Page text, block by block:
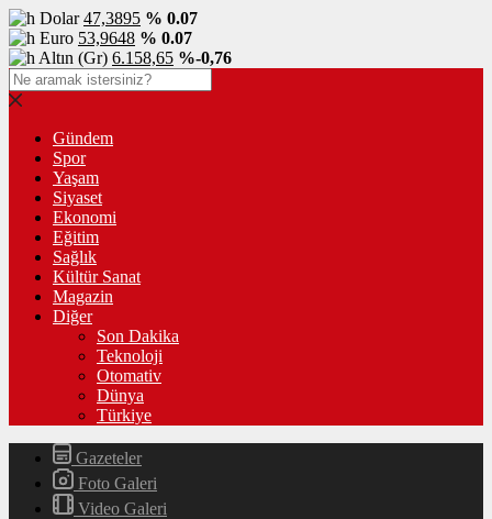
Dolar47,3895 % 0.07
Euro 53,9648 % 0.07
Altın (Gr) 6.158,65 %-0,76
Gündem
Spor
Yaşam
Siyaset
Ekonomi
Eğitim
Sağlık
Kültür Sanat
Magazin
Diğer
Son Dakika
Teknoloji
Otomativ
Dünya
Türkiye
Gazeteler
Foto Galeri
Video Galeri